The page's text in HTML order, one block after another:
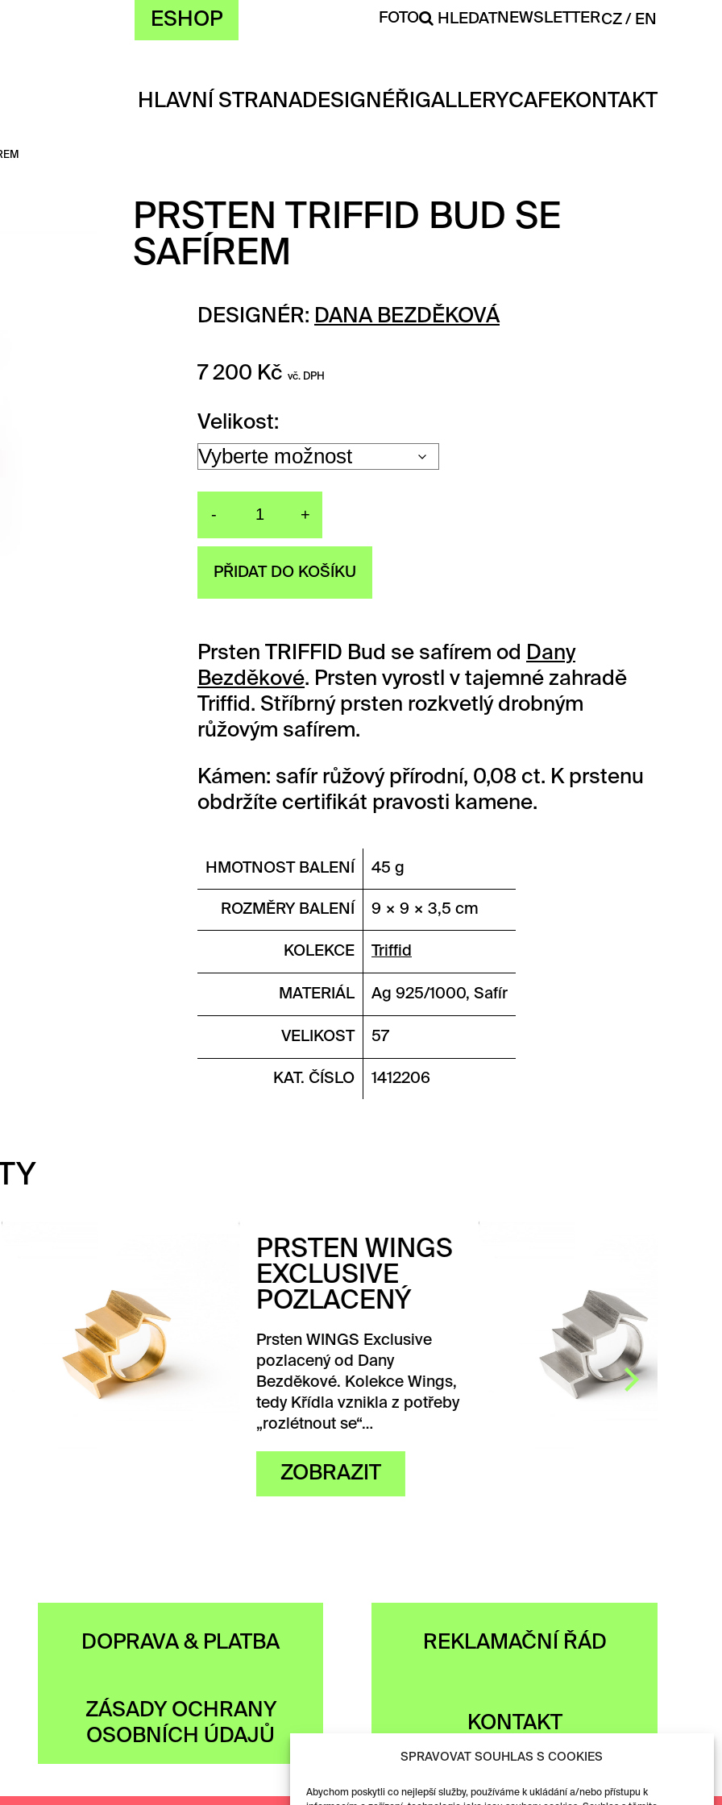
SPRAVOVAT SOUHLAS S COOKIES
Abychom poskytli co nejlepší služby, používáme k ukládání a/nebo přístupu k
ESHOP FOTO HLEDATNEWSLETTERCZ EN
HLAVNÍ STRANADESIGNÉŘIGALLERYCAFEKONTAKT
PRSTEN TRIFFID BUD SE
SAFÍREM
DESIGNÉR: DANA BEZDĚKOVÁ
7 200 Kč vč. DPH
Velikost
Prsten TRIFFID Bud se safírem množství
- +
PŘIDAT DO KOŠÍKU
Prsten TRIFFID Bud se safírem od Dany
Bezděkové. Prsten vyrostl v tajemné zahradě
Triffid. Stříbrný prsten rozkvetlý drobným
růžovým safírem.
Kámen: safír růžový přírodní, 0,08 ct. K prstenu
obdržíte certifikát pravosti kamene.
HMOTNOST BALENÍ 45 g
ROZMĚRY BALENÍ 9 × 9 × 3,5 cm
KOLEKCE Triffid
MATERIÁL Ag 925/1000, Safír
VELIKOST 57
KAT. ČÍSLO 1412206
WINGS
WINGS Exclusive
od Dany
Kolekce Wings,
Křídla vznikla z potřeby
PRSTEN WINGS
Prsten WINGS Exclusive od
Dany Bezděkové. Kolekce
Wings, tedy Křídla vznikla
z potřeby „rozlétnout se“
směrem…
DOPRAVA & PLATBA REKLAMAČNÍ ŘÁD
ZÁSADY OCHRANY
OSOBNÍCH ÚDAJŮ
KONTAKT